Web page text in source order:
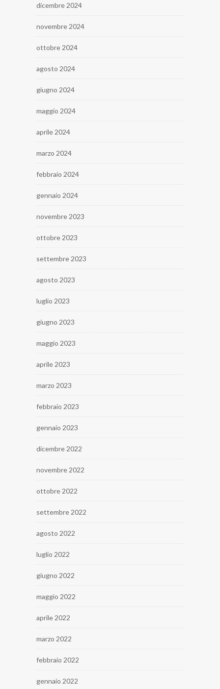
dicembre 2024
novembre 2024
ottobre 2024
agosto 2024
giugno 2024
maggio 2024
aprile 2024
marzo 2024
febbraio 2024
gennaio 2024
novembre 2023
ottobre 2023
settembre 2023
agosto 2023
luglio 2023
giugno 2023
maggio 2023
aprile 2023
marzo 2023
febbraio 2023
gennaio 2023
dicembre 2022
novembre 2022
ottobre 2022
settembre 2022
agosto 2022
luglio 2022
giugno 2022
maggio 2022
aprile 2022
marzo 2022
febbraio 2022
gennaio 2022